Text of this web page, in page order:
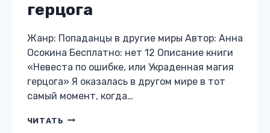
герцога
Жанр: Попаданцы в другие миры Автор: Анна
Осокина Бесплатно: нет 12 Описание книги
«Невеста по ошибке, или Украденная магия
герцога» Я оказалась в другом мире в тот
самый момент, когда…
ЧИТАТЬ НЕВЕСТА